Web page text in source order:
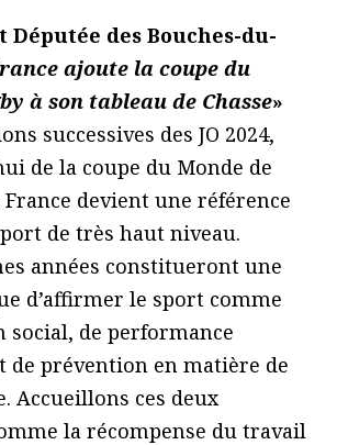
des Bouches-du-
ajoute la coupe du
à son tableau de Chasse»
successives des JO 2024,
de la coupe du Monde de
France devient une référence
de très haut niveau.
années constitueront une
d’affirmer le sport comme
social, de performance
de prévention en matière de
Accueillons ces deux
la récompense du travail